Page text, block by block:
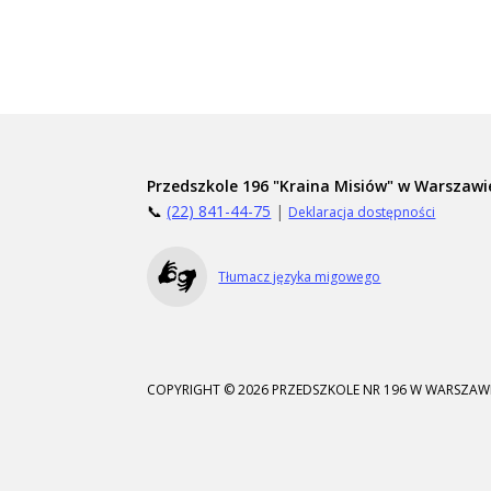
Przedszkole 196 "Kraina Misiów" w
📞(22) 841-44-75 | Deklaracja dostępności
Tłumacz języka migowego
COPYRIGHT © 2026 PRZEDSZKOLE NR 196 W